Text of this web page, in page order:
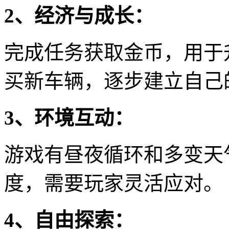
2、经济与成长：
完成任务获取金币，用
买新车辆，逐步建立自
3、环境互动：
游戏有昼夜循环和多变
度，需要玩家灵活应对。
4、自由探索：